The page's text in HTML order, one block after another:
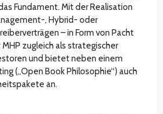
Fundament. Mit der Realisation
, Hybrid- oder
– in Form von Pacht
MHP zugleich als strategischer
und bietet neben einem
(„Open Book Philosophie“) auch
an.